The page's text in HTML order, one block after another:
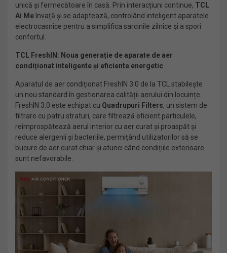
unică și fermecătoare în casă. Prin interacțiuni continue, TCL
Ai Meînvață și se adaptează, controlând inteligent aparatele
electrocasnice pentru a simplifica sarcinile zilnice și a spori
confortul.
TCL FreshIN: Noua generație de aparate de aer
condiționat inteligente și eficiente energetic
Aparatul de aer condiționat FreshIN 3.0 de la TCL stabilește
un nou standard în gestionarea calității aerului din locuințe.
FreshIN 3.0 este echipat cu Quadrupuri Filters, un sistem de
filtrare cu patru straturi, care filtrează eficient particulele,
reîmprospătează aerul interior cu aer curat și proaspăt și
reduce alergenii și bacteriile, permițând utilizatorilor să se
bucure de aer curat chiar și atunci când condițiile exterioare
sunt nefavorabile.